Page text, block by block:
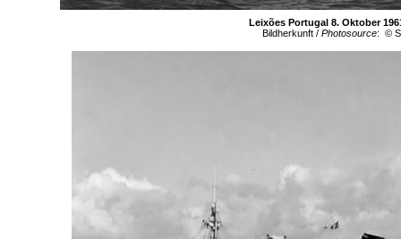
Leixões Portugal 8. Oktober
Bildherkunft / Photosource: ©